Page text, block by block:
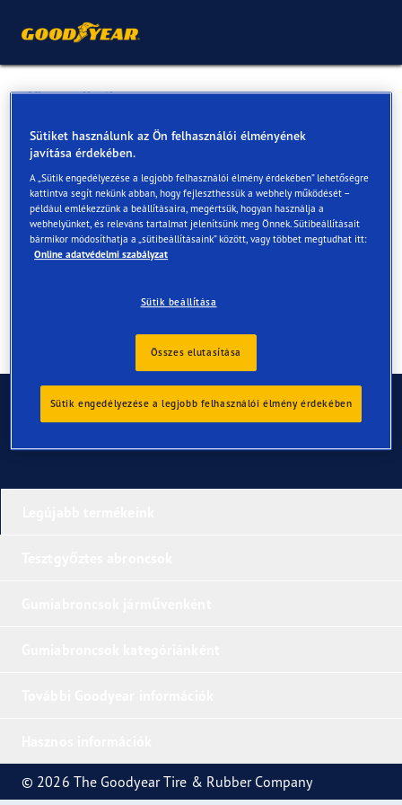
Vissza a listához
U.S. Formula Szerviz Kft.
Online és az üzletekben elérhető szolgáltatások
Elérhetőségek Szolgáltatások
Kapcsolat
© 2026 The Goodyear Tire & Rubber Company
Sütiket használunk az Ön felhasználói élményének
javítása érdekében.
A „Sütik engedélyezése a legjobb felhasználói élmény érdekében” lehetőségre
kattintva segít nekünk abban, hogy fejleszthessük a webhely működését –
például emlékezzünk a beállításaira, megértsük, hogyan használja a
webhelyünket, és releváns tartalmat jelenítsünk meg Önnek. Sütibeállításait
bármikor módosíthatja a „sütibeállításaink” között, vagy többet megtudhat itt:
Online adatvédelmi szabályzat
Sütik beállítása
Összes elutasítása
Sütik engedélyezése a legjobb felhasználói élmény érdekében